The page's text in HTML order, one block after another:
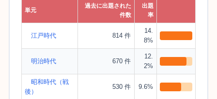
単元
過去に出題された
件数
出題
率
江戸時代 814 件
14.
8%
明治時代 670 件
12.
2%
昭和時代（戦
後）
530 件 9.6%